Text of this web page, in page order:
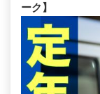
ーク】